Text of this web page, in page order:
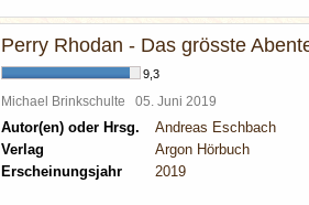
Perry Rhodan - Das grösste
9,3
Michael Brinkschulte 05. Juni 2019
Autor(en) oder Hrsg.
Andreas Eschbach
Verlag
Argon Hörbuch
Erscheinungsjahr
2019